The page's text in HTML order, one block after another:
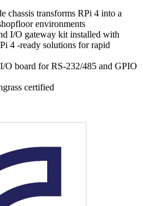
chassis transforms RPi 4 into a
environments
I/O gateway kit installed with
4 -ready solutions for rapid
O board for RS-232/485 and GPIO
certified